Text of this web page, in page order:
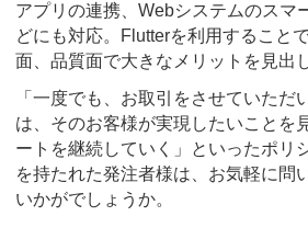
アプリの連携、Webシステムのスマ
どにも対応。Flutterを利用すること
面、品質面で大きなメリットを見出
「一度でも、お取引をさせていただ
は、そのお客様が実現したいことを
ートを継続していく」といったポリ
を持たれた発注者様は、お気軽に問
いかがでしょうか。